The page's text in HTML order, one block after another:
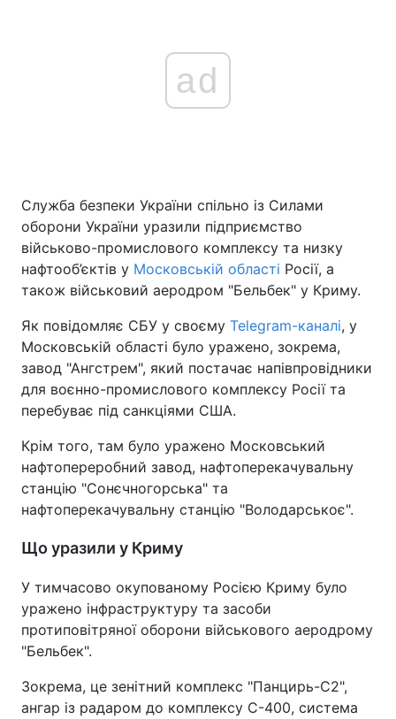
ad
Служба безпеки України спільно із Силами
оборони України уразили підприємство
військово-промислового комплексу та низку
нафтооб’єктів у Московській області Росії, а
також військовий аеродром "Бельбек" у Криму.
Як повідомляє СБУ у своєму Telegram-каналі, у
Московській області було уражено, зокрема,
завод "Ангстрем", який постачає напівпровідники
для воєнно-промислового комплексу Росії та
перебуває під санкціями США.
Крім того, там було уражено Московський
нафтопереробний завод, нафтоперекачувальну
станцію "Сонєчногорська" та
нафтоперекачувальну станцію "Володарськоє".
Що уразили у Криму
У тимчасово окупованому Росією Криму було
уражено інфраструктуру та засоби
протиповітряної оборони військового аеродрому
"Бельбек".
Зокрема, це зенітний комплекс "Панцирь-С2",
ангар із радаром до комплексу С-400, система